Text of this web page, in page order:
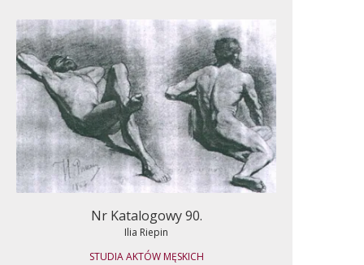
Nr Katalogowy 90.
Ilia Riepin
STUDIA AKTÓW MĘSKICH